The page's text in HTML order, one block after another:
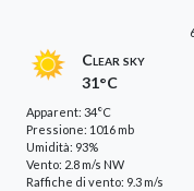
Clear sky
31°C
Apparent: 34°C
Pressione: 1016 mb
Umidità: 93%
Vento: 2.8 m/s NW
Raffiche di vento: 9.3 m/s